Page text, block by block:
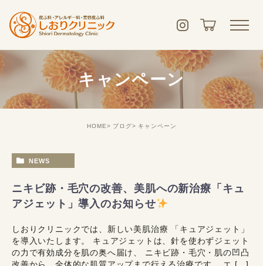
キャンペーン
HOME ブログ キャンペーン
NEWS
ニキビ跡・毛穴の改善、美肌への新治療「キュ
アジェット」導入のお知らせ
しおりクリニックでは、新しい美肌治療 「キュアジェット」
を導入いたします。 キュアジェットは、針を使わずジェット
の力で有効成分を肌の奥へ届け、 ニキビ跡・毛穴・肌の凹凸